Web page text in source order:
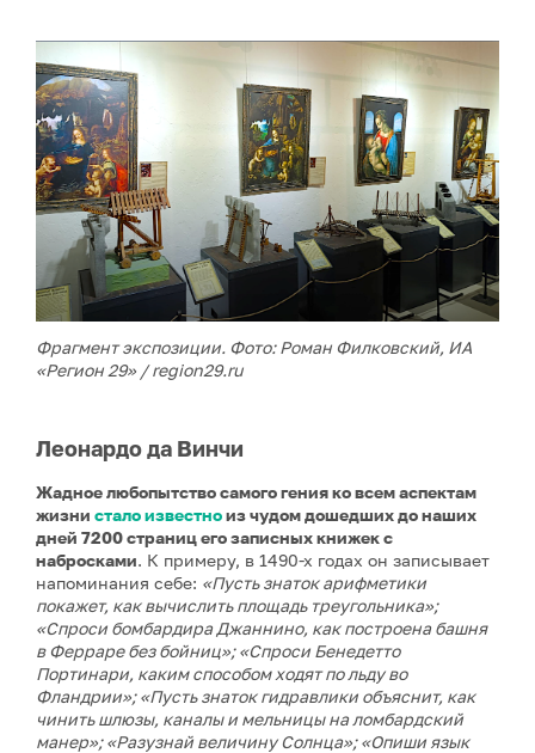
Фрагмент экспозиции. Фото: Роман Филковский, ИА
«Регион 29» / region29.ru
Леонардо да Винчи
Жадное любопытство самого гения ко всем аспектам
жизни стало известноиз чудом дошедших до наших
дней 7200 страниц его записных книжек с
набросками. К примеру, в 1490-х годах он записывает
напоминания себе: «Пусть знаток арифметики
покажет, как вычислить площадь треугольника»;
«Спроси бомбардира Джаннино, как построена башня
в Ферраре без бойниц»; «Спроси Бенедетто
Портинари, каким способом ходят по льду во
Фландрии»; «Пусть знаток гидравлики объяснит, как
чинить шлюзы, каналы и мельницы на ломбардский
манер»; «Разузнай величину Солнца»; «Опиши язык